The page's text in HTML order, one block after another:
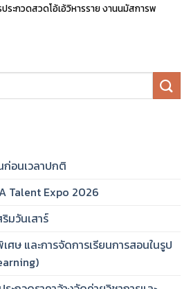
ระกวดสวดโอ้เอ้วิหารราย งานนมัสการพ
ก่อนเวลาปกติ
Talent Expo 2026
มวันเสาร์
ษ และการจัดการเรียนการสอนในรูป